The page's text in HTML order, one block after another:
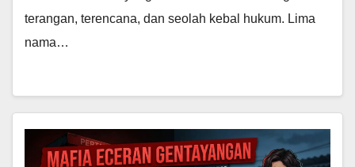
terangan, terencana, dan seolah kebal hukum. Lima
nama…